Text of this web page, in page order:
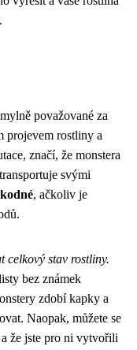
považované za
projevem rostliny a
značí, že monstera
svými
, ačkoliv je
celkový stav rostliny.
bez známek
zdobí kapky a
Naopak, můžete se
a že jste pro ni vytvořili